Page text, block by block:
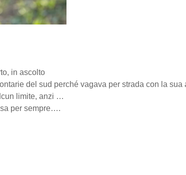
in ascolto
del sud perché vagava per strada con la
limite, anzi …
per sempre….